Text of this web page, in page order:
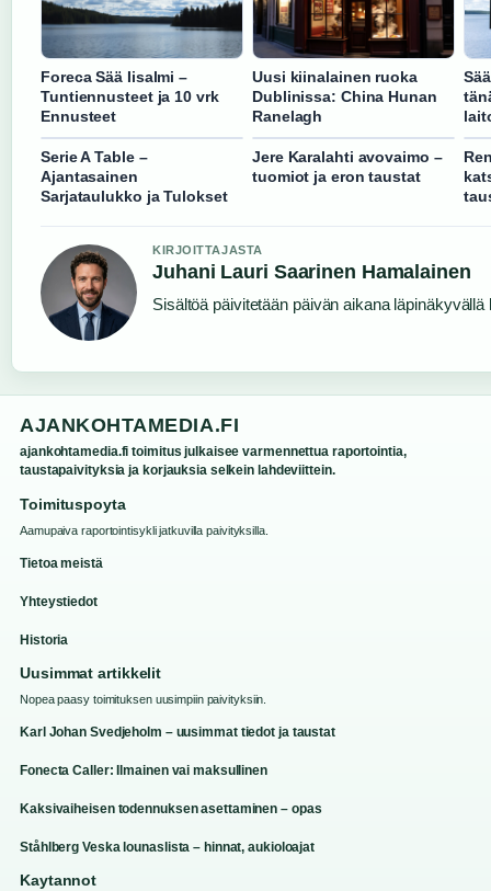
Foreca Sää Iisalmi –
Tuntiennusteet ja 10 vrk
Ennusteet
Uusi kiinalainen ruoka
Dublinissa: China Hunan
Ranelagh
Serie A Table –
Ajantasainen
Sarjataulukko ja Tulokset
Jere Karalahti avovaimo –
tuomiot ja eron taustat
KIRJOITTAJASTA
Juhani Lauri Saarinen Hamalainen
Sisältöä päivitetään päivän aikana läpinäkyvällä
AJANKOHTAMEDIA.FI
ajankohtamedia.fi toimitus julkaisee varmennettua raportointia,
taustapaivityksia ja korjauksia selkein lahdeviittein.
Toimituspoyta
Aamupaiva raportointisykli jatkuvilla paivityksilla.
Tietoa meistä
Yhteystiedot
Historia
Uusimmat artikkelit
Nopea paasy toimituksen uusimpiin paivityksiin.
Karl Johan Svedjeholm – uusimmat tiedot ja taustat
Fonecta Caller: Ilmainen vai maksullinen
Kaksivaiheisen todennuksen asettaminen – opas
Ståhlberg Veska lounaslista – hinnat, aukioloajat
Kaytannot